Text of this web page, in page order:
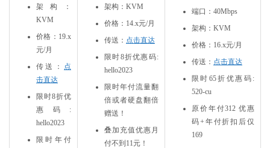
架构：
KVM
价格：19.x
元/月
传送： 点
击直达
限时8折优
惠码:
hello2023
限时年付
架构：KVM
价格：14.x元/月
传送： 点击直达
限时8折优惠码:
hello2023
限时年付流量翻
倍或者硬盘翻倍
赠送！
叠加充值优惠月
付不到11元！
端口：40Mbps
架构：KVM
价格：16.x元/月
传送： 点击直达
限时65折优惠码:
520-cu
原价年付312 优惠
码+年付折扣后仅
169